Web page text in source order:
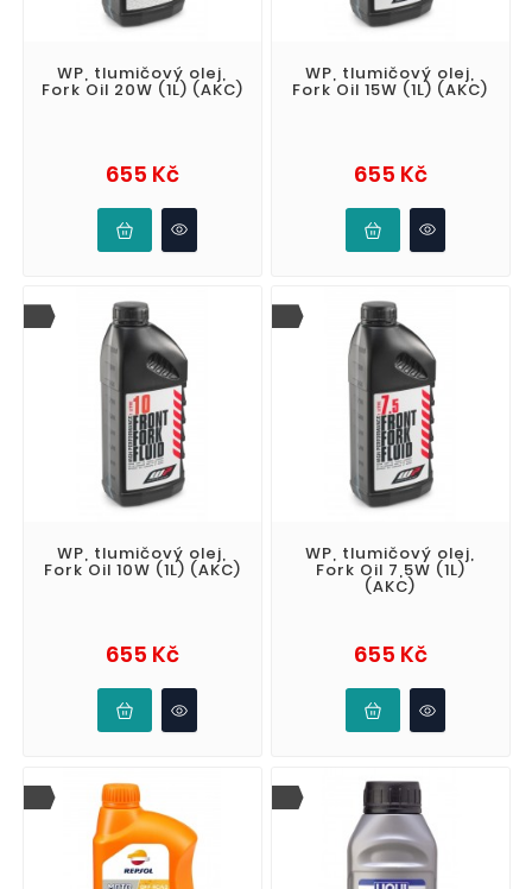
WP, tlumičový olej,
Fork Oil 20W (1L) (AKC)
655 KčCena
WP, tlumičový olej,
Fork Oil 15W (1L) (AKC)
655 KčCena
WP, tlumičový olej,
Fork Oil 10W (1L) (AKC)
655 KčCena
WP, tlumičový olej,
Fork Oil 7,5W (1L)
(AKC)
655 KčCena